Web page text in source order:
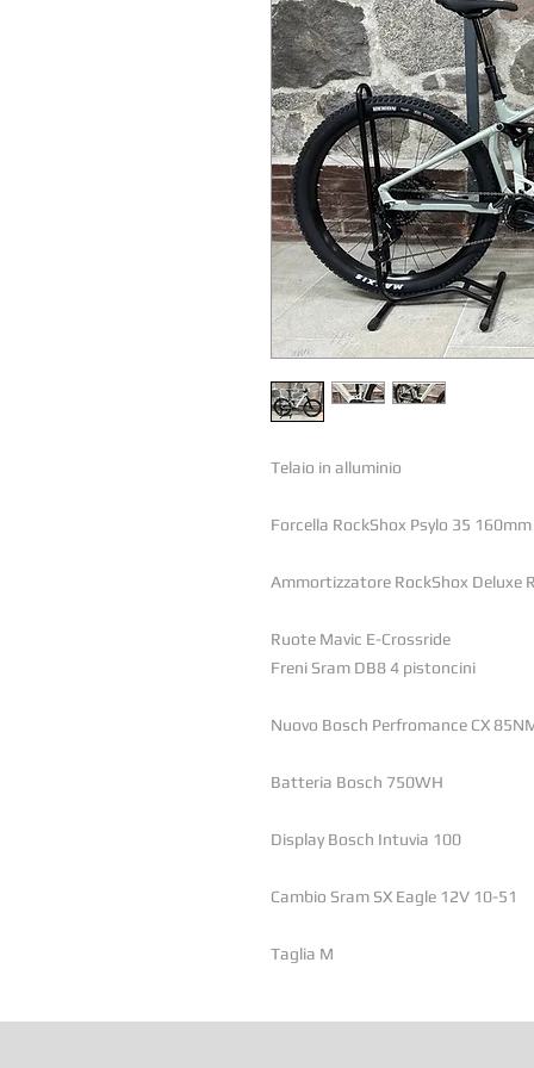
Telaio in alluminio
Forcella RockShox Psylo 35 160mm
Ammortizzatore RockShox Deluxe R
Ruote Mavic E-Crossride
Freni Sram DB8 4 pistoncini
Nuovo Bosch Perfromance CX
Batteria Bosch 750WH
Display Bosch Intuvia 100
Cambio Sram SX Eagle 12V 10-51
Taglia M